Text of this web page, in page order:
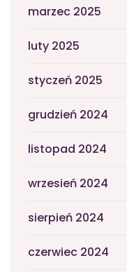
marzec 2025
luty 2025
styczeń 2025
grudzień 2024
listopad 2024
wrzesień 2024
sierpień 2024
czerwiec 2024